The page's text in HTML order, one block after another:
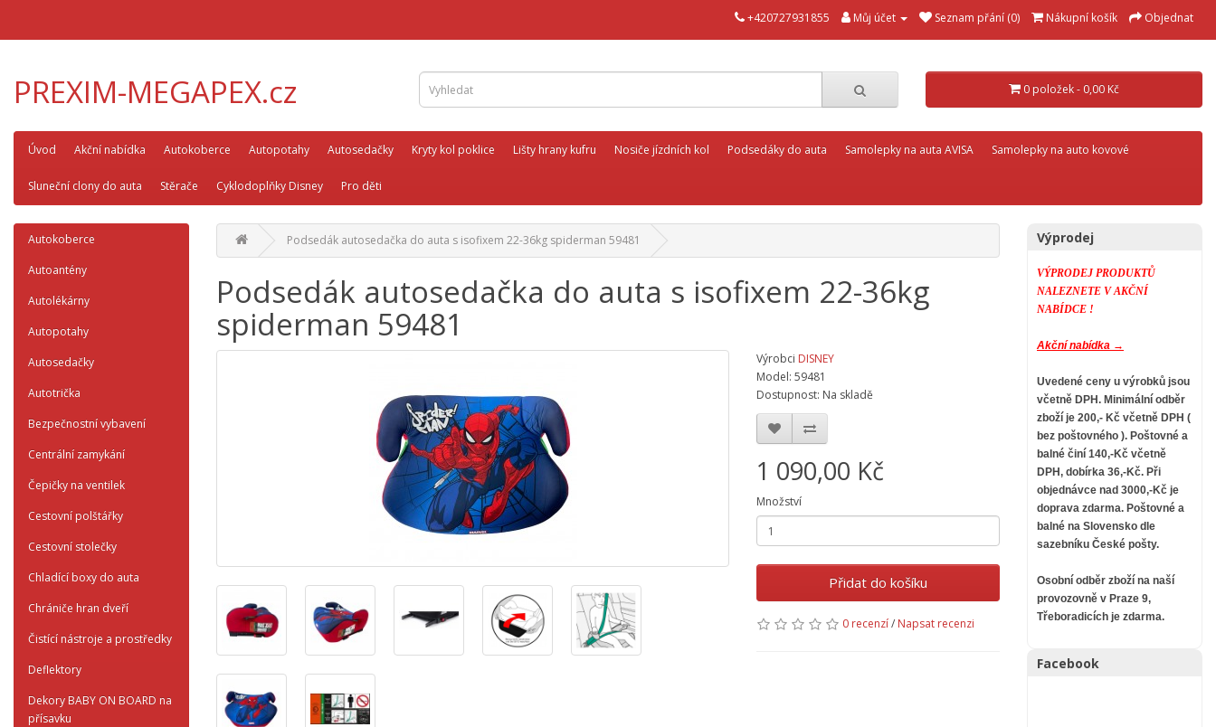
+420727931855 Můj účet Seznam přání (0) Nákupní košík Objednat
PREXIM-MEGAPEX.cz 0 položek - 0,00 Kč
Úvod Akční nabídka Autokoberce Autopotahy Autosedačky Kryty kol poklice Lišty hrany kufru Nosiče jízdních kol Podsedáky do auta Samolepky na auta AVISA Samolepky na auto kovové
Sluneční clony do auta Stěrače Cyklodoplňky Disney Pro děti
Autokoberce
Autoantény
Autolékárny
Autopotahy
Autosedačky
Autotrička
Bezpečnostní vybavení
Centrální zamykání
Čepičky na ventilek
Cestovní polštářky
Cestovní stolečky
Chladící boxy do auta
Chrániče hran dveří
Čistící nástroje a prostředky
Deflektory
Dekory BABY ON BOARD na
přísavku
Podsedák autosedačka do auta s isofixem 22-36kg spiderman 59481
Podsedák autosedačka do auta s isofixem 22-36kg
spiderman 59481
Výrobci DISNEY
Model: 59481
Dostupnost: Na skladě
1 090,00 Kč
Množství
Přidat do košíku
0 recenzí/ Napsat recenzi
Výprodej
VÝPRODEJ PRODUKTŮ
NALEZNETE V AKČNÍ
NABÍDCE !
Akční nabídka →
Uvedené ceny u výrobků jsou
včetně DPH. Minimální odběr
zboží je 200,- Kč včetně DPH (
bez poštovného ). Poštovné a
balné činí 140,-Kč včetně
DPH, dobírka 36,-Kč. Při
objednávce nad 3000,-Kč je
doprava zdarma. Poštovné a
balné na Slovensko dle
sazebníku České pošty.
Osobní odběr zboží na naší
provozovně v Praze 9,
Třeboradicích je zdarma.
Facebook